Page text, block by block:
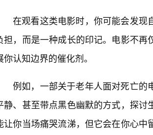
在观看这类电影时，你可能会发现
担，而是一种成长的印记。电影不
你认知边界的催化剂。
例如，一部关于老年人面对死亡的
静、甚至带点黑色幽默的方式，探
让你当场痛哭流涕，但它会在你心